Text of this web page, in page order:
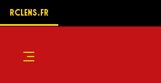
RCLENS.FR
Menu